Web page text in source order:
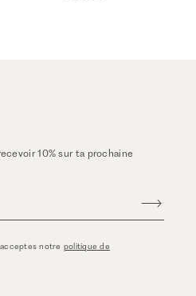
10% sur ta prochaine
notre politique de